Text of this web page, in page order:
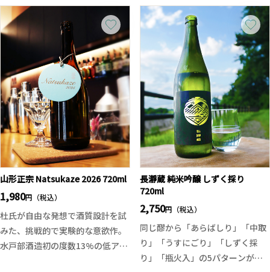
主に山形県で栽培されており、玉
苗は山田錦の持つようなコクと旨
味、そしてスッキリとした軽快な
味わいになりやすいのが特徴で
す。 澄んだ吟醸香に穏やかに広が
る旨味、食事との相性も良い子の
お酒は暑い夏の日に冷やでスッキ
リと楽しめる純米大吟醸です。
わせる華やかな香りと、白麹由来
の爽やかな酸味、うすにごりなら
ではのきめ細かな発泡感が魅力。
アルコール12％の軽快な飲み口
で、お米のやさしい甘みと旨味を
楽しみながら、すっきりとしたキ
レの良い後味に仕上げた、数量限
定の一本です。
山形正宗 Natsukaze 2026 720ml
1,980円（税込）
杜氏が自由な発想で酒質設計を試
みた、挑戦的で実験的な意欲作。
水戸部酒造初の度数13%の低アル
長瀞蔵 純米吟醸 しずく採り
720ml
2,750円（税込）
同じ醪から「あらばしり」「中取
り」「うすにごり」「しずく採
り」「瓶火入」の5パターンが季